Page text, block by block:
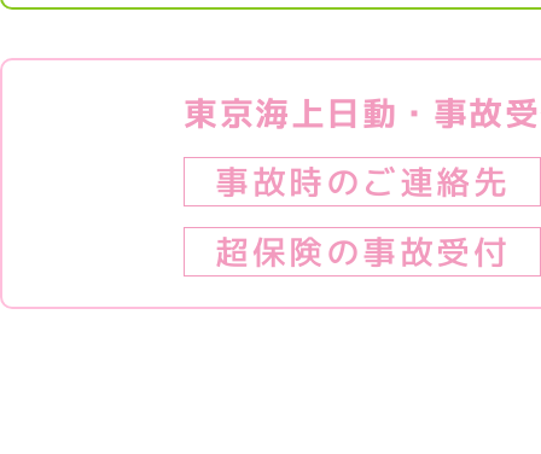
東京海上日動・事故
事故時のご連絡先
超保険の事故受付